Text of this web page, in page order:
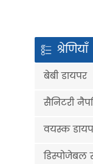
श्रेणियाँ
बेबी डायपर
सैनिटरी
वयस्क
डिस्पोजेबल